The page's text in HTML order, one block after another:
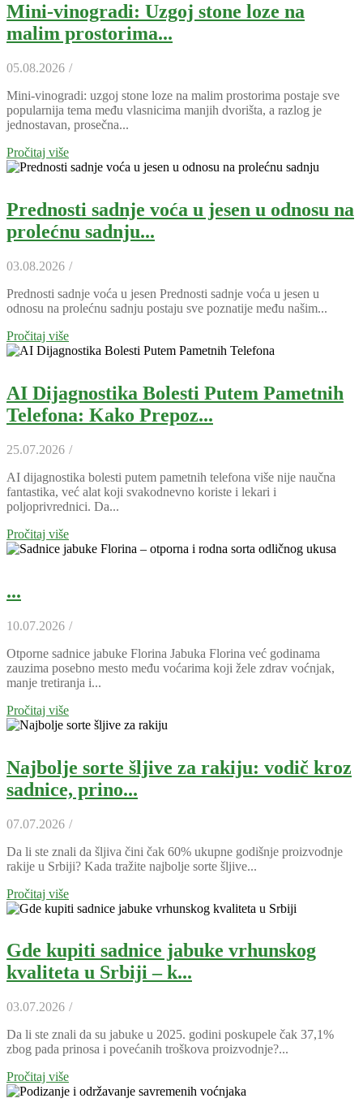
Mini-vinogradi: Uzgoj stone loze na
malim prostorima...
05.08.2026 /
Mini-vinogradi: uzgoj stone loze na malim prostorima postaje sve
popularnija tema među vlasnicima manjih dvorišta, a razlog je
jednostavan, prosečna...
Pročitaj više
Prednosti sadnje voća u jesen u odnosu na
prolećnu sadnju...
03.08.2026 /
Prednosti sadnje voća u jesen Prednosti sadnje voća u jesen u
odnosu na prolećnu sadnju postaju sve poznatije među našim...
Pročitaj više
AI Dijagnostika Bolesti Putem Pametnih
Telefona: Kako Prepoz...
25.07.2026 /
AI dijagnostika bolesti putem pametnih telefona više nije naučna
fantastika, već alat koji svakodnevno koriste i lekari i
poljoprivrednici. Da...
Pročitaj više
...
10.07.2026 /
Otporne sadnice jabuke Florina Jabuka Florina već godinama
zauzima posebno mesto među voćarima koji žele zdrav voćnjak,
manje tretiranja i...
Pročitaj više
Najbolje sorte šljive za rakiju: vodič kroz
sadnice, prino...
07.07.2026 /
Da li ste znali da šljiva čini čak 60% ukupne godišnje proizvodnje
rakije u Srbiji? Kada tražite najbolje sorte šljive...
Pročitaj više
Gde kupiti sadnice jabuke vrhunskog
kvaliteta u Srbiji – k...
03.07.2026 /
Da li ste znali da su jabuke u 2025. godini poskupele čak 37,1%
zbog pada prinosa i povećanih troškova proizvodnje?...
Pročitaj više